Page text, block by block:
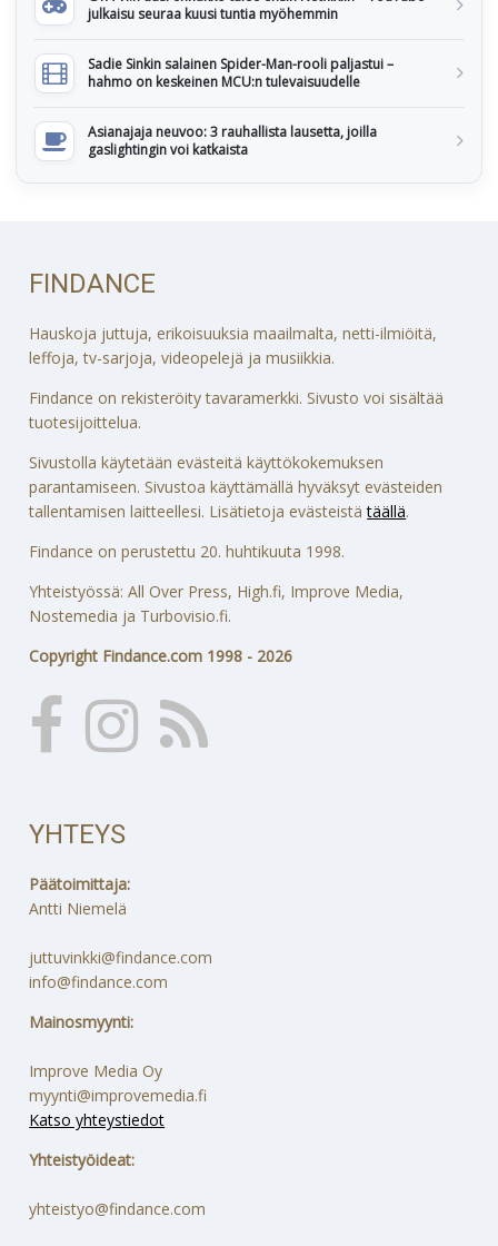
julkaisu seuraa kuusi tuntia myöhemmin
Sadie Sinkin salainen Spider-Man-rooli paljastui –
hahmo on keskeinen MCU:n tulevaisuudelle
Asianajaja neuvoo: 3 rauhallista lausetta, joilla
gaslightingin voi katkaista
FINDANCE
Hauskoja juttuja, erikoisuuksia maailmalta, netti-ilmiöitä,
leffoja, tv-sarjoja, videopelejä ja musiikkia.
Findance on rekisteröity tavaramerkki. Sivusto voi sisältää
tuotesijoittelua.
Sivustolla käytetään evästeitä käyttökokemuksen
parantamiseen. Sivustoa käyttämällä hyväksyt evästeiden
tallentamisen laitteellesi. Lisätietoja evästeistätäällä.
Findance on perustettu 20. huhtikuuta 1998.
Yhteistyössä: All Over Press, High.fi, Improve Media,
Nostemedia ja Turbovisio.fi.
Copyright Findance.com 1998 - 2026
YHTEYS
Päätoimittaja:
Antti Niemelä
juttuvinkki@findance.com
info@findance.com
Mainosmyynti:
Improve Media Oy
myynti@improvemedia.fi
Katso yhteystiedot
Yhteistyöideat:
yhteistyo@findance.com